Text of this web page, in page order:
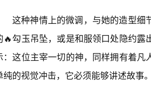
这种神情上的微调，与她的造型细
🔥勾玉吊坠，或是和服领口处隐约
：这位主宰一切的神，同样拥有着
纯的视觉冲击，它必须能够讲述故事